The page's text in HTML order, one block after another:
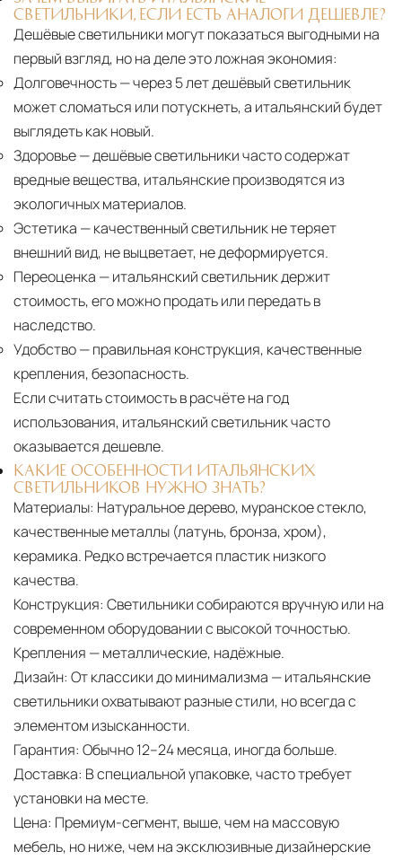
Страхование груза Все международные
поставки застрахованы в соответствии с
международными стандартами. Клиенты могут
выбрать дополнительное страхование для
критичных партий товара.
СВЕТИЛЬНИКИ, ЕСЛИ ЕСТЬ АНАЛОГИ ДЕШЕВЛЕ?
Дешёвые светильники могут показаться выгодными на
первый взгляд, но на деле это ложная экономия:
Долговечность— через 5 лет дешёвый светильник
может сломаться или потускнеть, а итальянский будет
выглядеть как новый.
Здоровье— дешёвые светильники часто содержат
вредные вещества, итальянские производятся из
экологичных материалов.
Эстетика — качественный светильник не теряет
внешний вид, не выцветает, не деформируется.
Переоценка — итальянский светильник держит
стоимость, его можно продать или передать в
наследство.
Удобство— правильная конструкция, качественные
крепления, безопасность.
Если считать стоимость в расчёте на год
использования, итальянский светильник часто
оказывается дешевле.
КАКИЕ ОСОБЕННОСТИ ИТАЛЬЯНСКИХ
СВЕТИЛЬНИКОВ НУЖНО ЗНАТЬ?
Материалы: Натуральное дерево, муранское стекло,
качественные металлы (латунь, бронза, хром),
керамика. Редко встречается пластик низкого
качества.
Конструкция: Светильники собираются вручную или на
современном оборудовании с высокой точностью.
Крепления — металлические, надёжные.
Дизайн: От классики до минимализма — итальянские
светильники охватывают разные стили, но всегда с
элементом изысканности.
Гарантия: Обычно 12–24 месяца, иногда больше.
Доставка: В специальной упаковке, часто требует
установки на месте.
Цена: Премиум-сегмент, выше, чем на массовую
мебель, но ниже, чем на эксклюзивные дизайнерские